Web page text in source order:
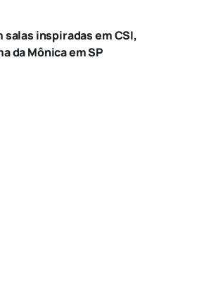
salas inspiradas em CSI,
da Mônica em SP